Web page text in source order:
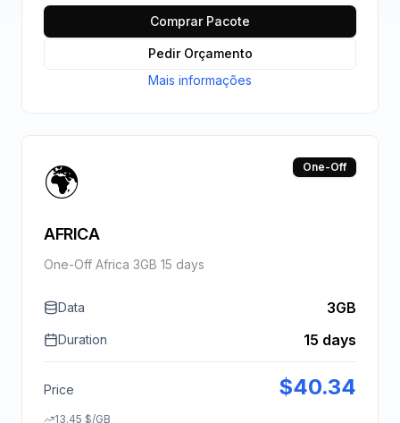
Comprar Pacote
Pedir Orçamento
Mais informações
🌍 One-Off
AFRICA
One-Off Africa 3GB 15 days
Data 3GB
Duration 15 days
Price $40.34
13.45 $/GB